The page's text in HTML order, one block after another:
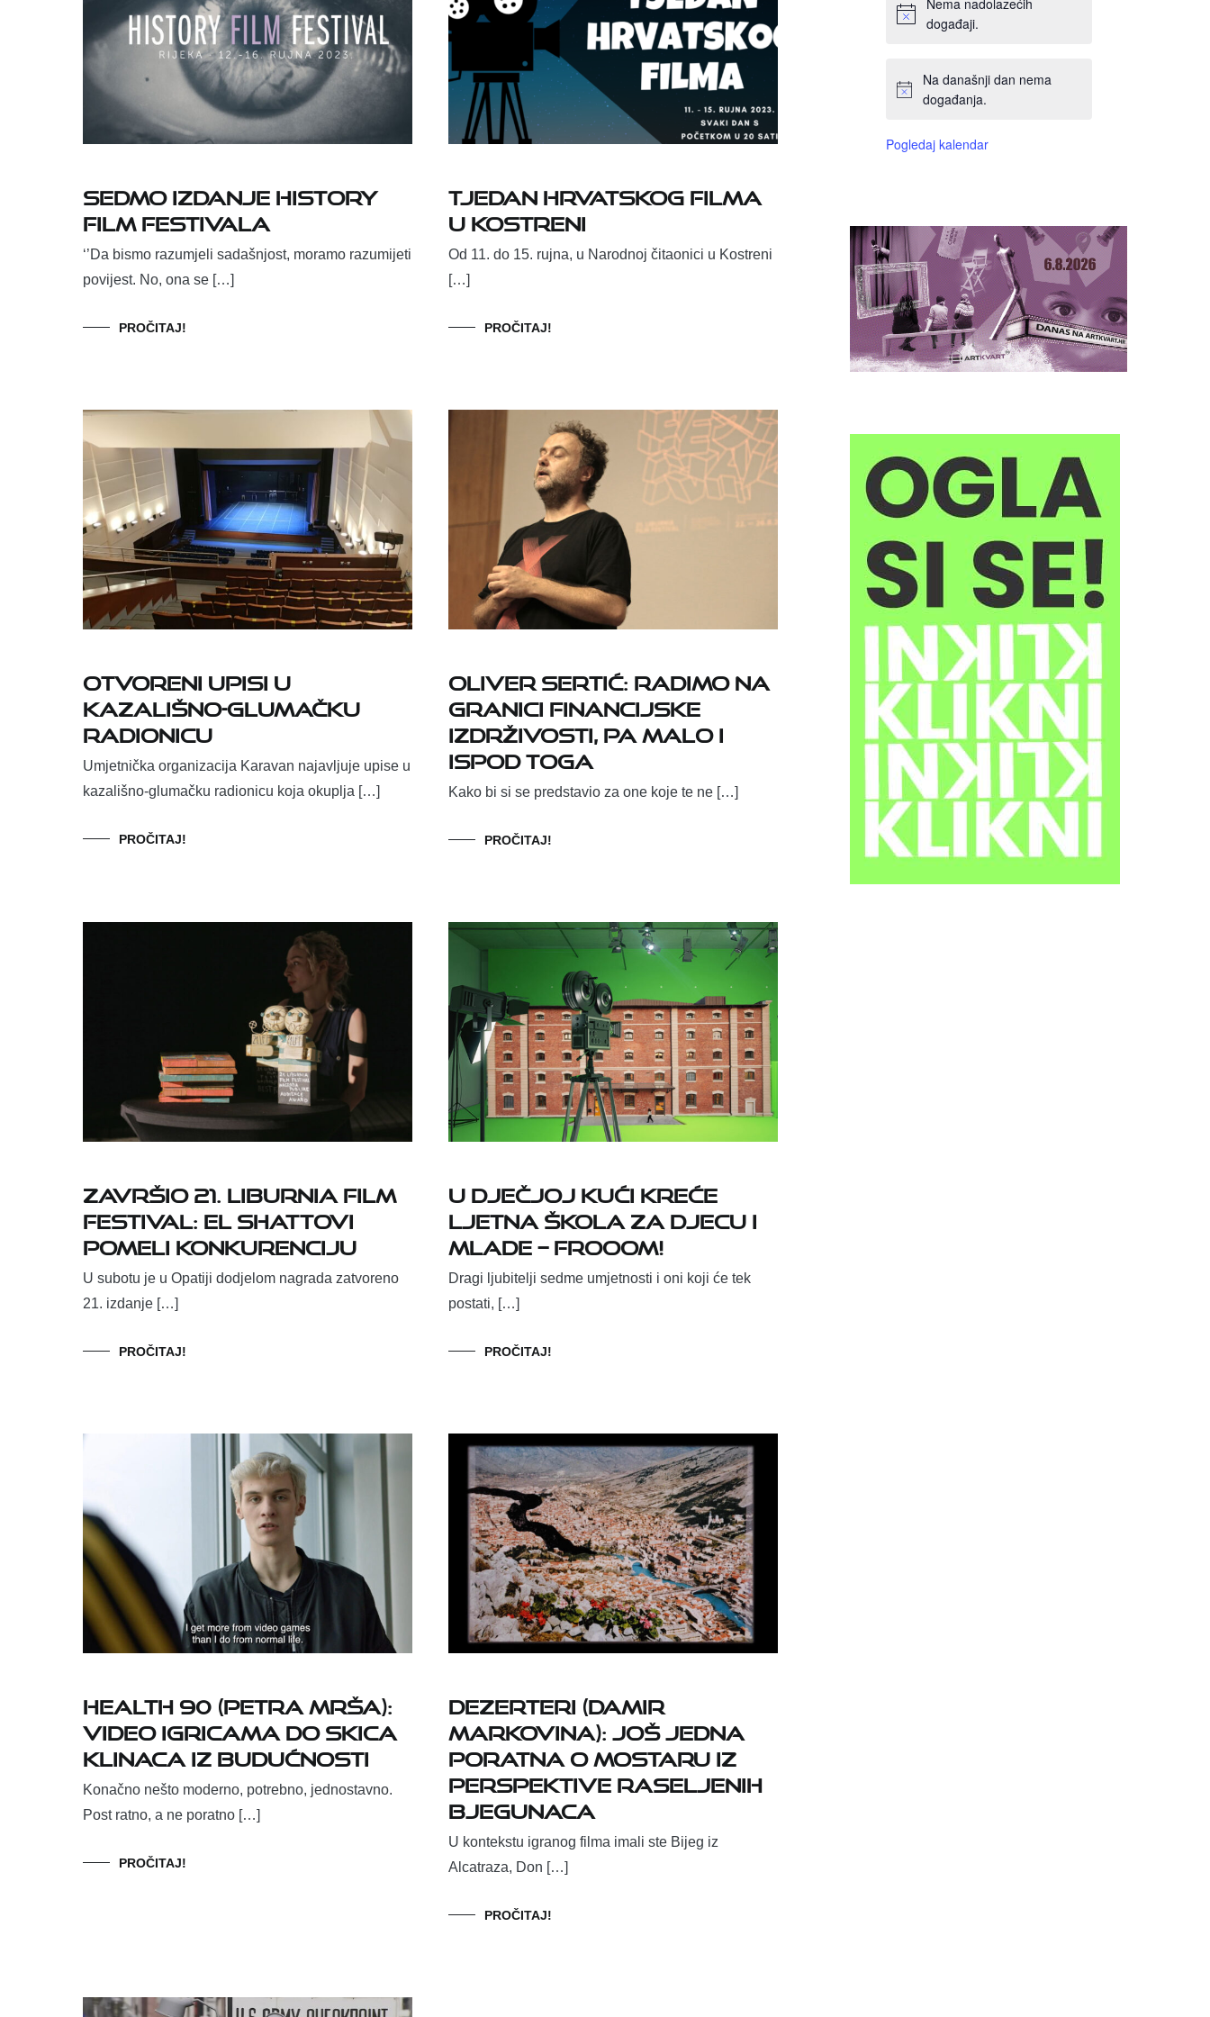
Sedmo izdanje HISTORY
FILM FESTIVALA
‘’Da bismo razumjeli sadašnjost, moramo razumijeti
povijest. No, ona se […]
PROČITAJ!
Tjedan hrvatskog filma
u Kostreni
Od 11. do 15. rujna, u Narodnoj čitaonici u Kostreni
[…]
PROČITAJ!
Otvoreni upisi u
kazališno-glumačku
radionicu
Umjetnička organizacija Karavan najavljuje upise u
kazališno-glumačku radionicu koja okuplja […]
PROČITAJ!
Oliver Sertić: Radimo na
granici financijske
izdrživosti, pa malo i
ispod toga
Kako bi si se predstavio za one koje te ne […]
PROČITAJ!
Završio 21. Liburnia Film
Festival: El Shattovi
pomeli konkurenciju
U subotu je u Opatiji dodjelom nagrada zatvoreno
21. izdanje […]
PROČITAJ!
U Dječjoj Kući kreće
ljetna škola za djecu i
mlade – FROOOM!
Dragi ljubitelji sedme umjetnosti i oni koji će tek
postati, […]
PROČITAJ!
HEALTH 90 (Petra Mrša):
Video igricama do skica
klinaca iz budućnosti
Konačno nešto moderno, potrebno, jednostavno.
Post ratno, a ne poratno […]
PROČITAJ!
DEZERTERI (Damir
Markovina): Još jedna
poratna o Mostaru iz
perspektive raseljenih
bjegunaca
U kontekstu igranog filma imali ste Bijeg iz
Alcatraza, Don […]
PROČITAJ!
Nema nadolazećih
događaji.
Na današnji dan nema
događanja.
Pogledaj kalendar